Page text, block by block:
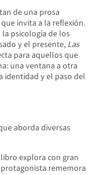
de una prosa
invita a la reflexión.
psicología de los
y el presente, Las
para aquellos que
una ventana a otra
identidad y el paso del
aborda diversas
libro explora con gran
rememora